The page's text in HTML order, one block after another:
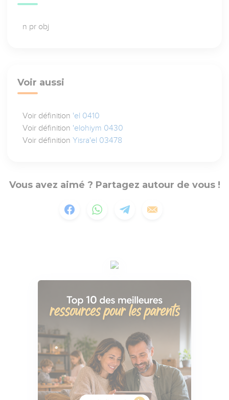
n pr obj
Voir aussi
Voir définition 'el 0410
Voir définition 'elohiym 0430
Voir définitionYisra'el 03478
Vous avez aimé ? Partagez autour de vous !